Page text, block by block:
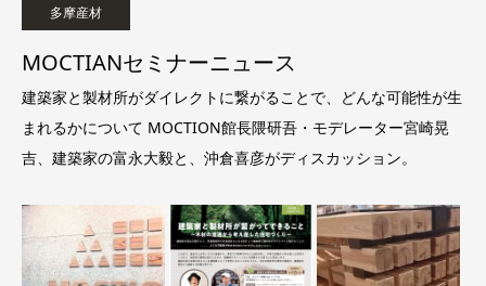
多摩産材
MOCTIANセミナーニュース
建築家と製材所がダイレクトに繋がることで、どんな可能性が生
まれるかについて MOCTION館長隈研吾・モデレーター宮崎晃
吉、建築家の富永大毅と、沖倉喜彦がディスカッション。